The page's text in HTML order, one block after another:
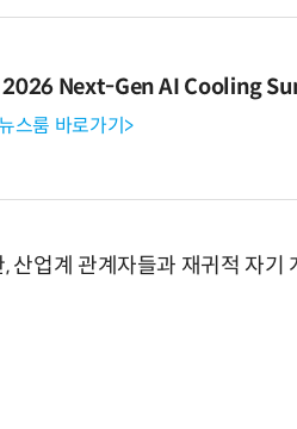
2026 Next-Gen AI Cooling
스룸 바로가기>
업계 관계자들과 재귀적 자기